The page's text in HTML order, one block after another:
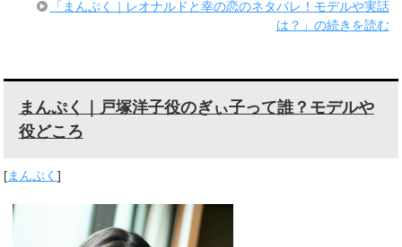
「まんぷく｜レオナルドと幸の恋のネタバレ！モデルや実話
は？」の続きを読む
まんぷく｜戸塚洋子役のぎぃ子って誰？モデルや
役どころ
[まんぷく]